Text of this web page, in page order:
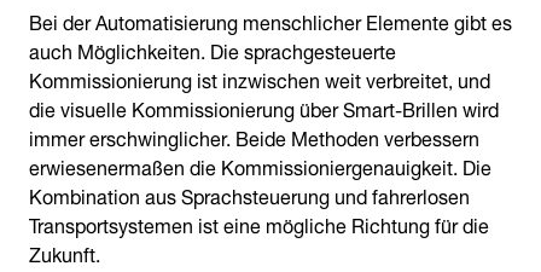
Bei der Automatisierung menschlicher Elemente gibt es
auch Möglichkeiten. Die sprachgesteuerte
Kommissionierung ist inzwischen weit verbreitet, und
die visuelle Kommissionierung über Smart-Brillen wird
immer erschwinglicher. Beide Methoden verbessern
erwiesenermaßen die Kommissioniergenauigkeit. Die
Kombination aus Sprachsteuerung und fahrerlosen
Transportsystemen ist eine mögliche Richtung für die
Zukunft.